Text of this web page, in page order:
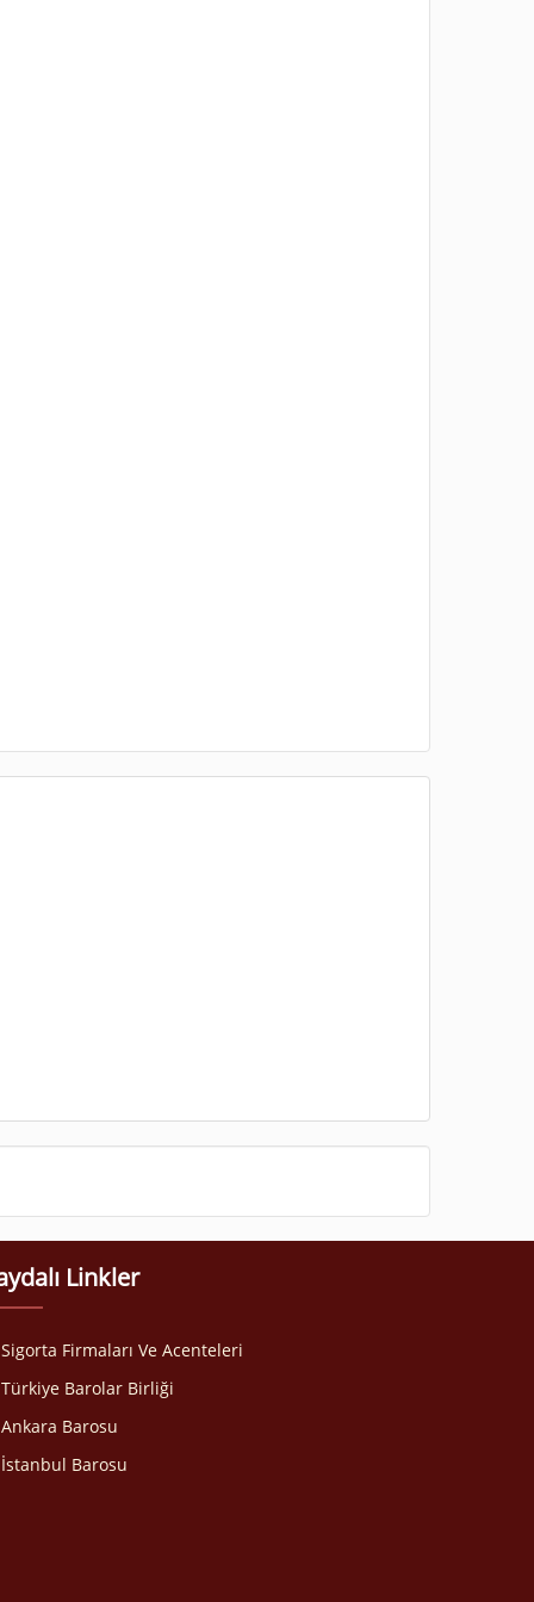
Linkler
Sigorta Firmaları Ve Acenteleri
Türkiye Barolar Birliği
Ankara Barosu
İstanbul Barosu